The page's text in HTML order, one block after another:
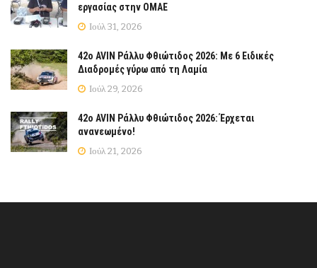
εργασίας στην ΟΜΑΕ
Ιούλ 31, 2026
42ο AVIN Ράλλυ Φθιώτιδος 2026: Με 6 Ειδικές
Διαδρομές γύρω από τη Λαμία
Ιούλ 29, 2026
42ο AVIN Ράλλυ Φθιώτιδος 2026: Έρχεται
ανανεωμένο!
Ιούλ 21, 2026